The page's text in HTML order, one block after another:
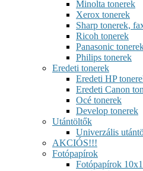
Minolta tonerek
Xerox tonerek
Sharp tonerek,
Ricoh tonerek
Panasonic
Philips tonerek
Eredeti tonerek
Eredeti HP
Eredeti Canon
Océ tonerek
Develop tonerek
Utántöltők
Univerzális
AKCIÓS!!!
Fotópapírok
Fotópapírok